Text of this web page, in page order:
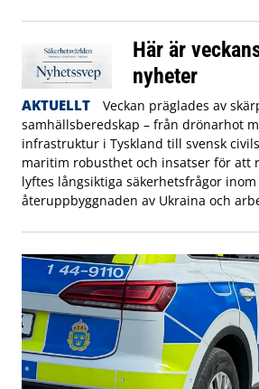
Här är
nyheter
AKTUELLT
Veckan präglades av
samhällsberedskap – från drönarhot
infrastruktur i Tyskland till svensk
maritim robusthet och insatser för att
lyftes långsiktiga säkerhetsfrågor
återuppbyggnaden av Ukraina och